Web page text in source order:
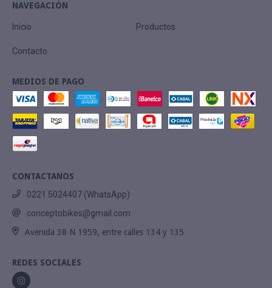
NAVEGACIÓN
Inicio Productos
Contacto
MEDIOS DE PAGO
CONTACTANOS
0221 5024407 (WhatsApp)
conceptobikes@gmail.com
Avenida 38 N 1959, entre calles 134 y 135
REDES SOCIALES